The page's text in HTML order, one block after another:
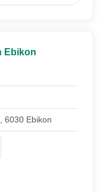
Ebikon
6030 Ebikon